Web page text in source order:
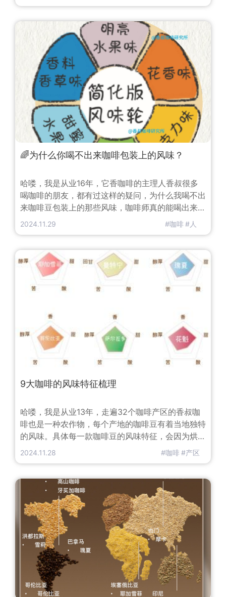
品，不少国内外的研究都表明，适量喝咖啡可以降低
某些癌症、糖尿病、心血管疾病的风险，当然这里的
咖啡都是指的纯黑咖啡，或者只加了
🌈为什么你喝不出来咖啡包装上的风味？
哈喽，我是从业16年，它香咖啡的主理人香叔很多
喝咖啡的朋友，都有过这样的疑问，为什么我喝不出
来咖啡豆包装上的那些风味，咖啡师真的能喝出来
吗？是不是商家编造出来的玄学呢？这是因为我们熟
富士、国光、阿克苏、黄香蕉、蛇果等不同的10种
苹果削皮切成一样的小块，单独吃你是可以很清楚知
道自己吃的是哪一款苹果，但是削皮切成
2024.11.29 #咖啡#人
9大咖啡的风味特征梳理
哈喽，我是从业13年，走遍32个咖啡产区的香叔咖
啡也是一种农作物，每个产地的咖啡豆有着当地独特
的风味。具体每一款咖啡豆的风味特征，会因为烘焙
方式不同有所变化，香叔仅就该产区典型的咖啡豆特
带有极重的浓香味，特别喜欢它的人会沉迷于它的苦
后回甘。同时又具有焦糖味和巧克力味，而酸味不突
出，有种浓郁的醇度，特别适合亚
2024.11.28 #咖啡#产区